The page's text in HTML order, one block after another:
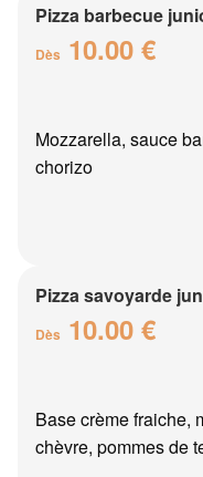
Pizza barbecue
Dès 10.00 €
Mozzarella, sauce
chorizo
Pizza savoyarde
Dès 10.00 €
Base crème fraiche,
chèvre, pommes de